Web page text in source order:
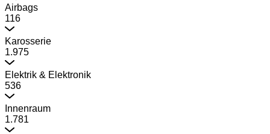
Airbags
116
Karosserie
1.975
Elektrik & Elektronik
536
Innenraum
1.781